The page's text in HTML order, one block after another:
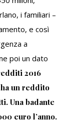
i familiari –
e così
a
poi un dato
2016
un reddito
Una badante
euro l’anno.